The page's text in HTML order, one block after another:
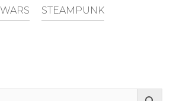
STEAMPUNK